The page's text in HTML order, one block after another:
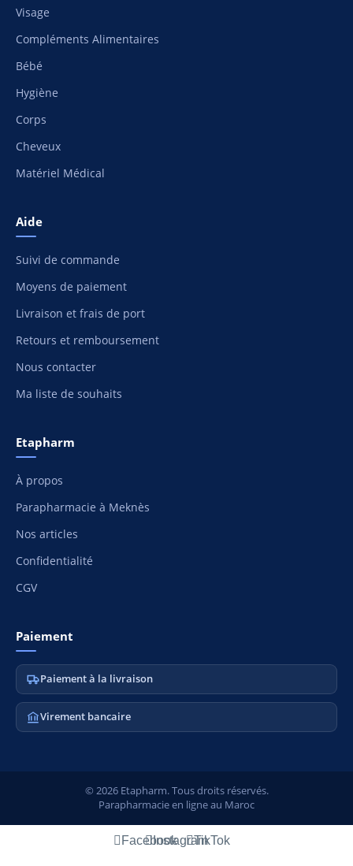
Visage
Compléments Alimentaires
Bébé
Hygiène
Corps
Cheveux
Matériel Médical
Aide
Suivi de commande
Moyens de paiement
Livraison et frais de port
Retours et remboursement
Nous contacter
Ma liste de souhaits
Etapharm
À propos
Parapharmacie à Meknès
Nos articles
Confidentialité
CGV
Paiement
Paiement à la livraison
Virement bancaire
© 2026 Etapharm. Tous droits réservés.
Parapharmacie en ligne au Maroc
FacebookInstagramTikTok